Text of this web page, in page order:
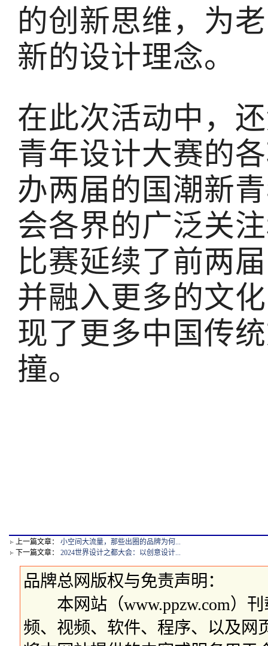
的创新思维，为
新的设计理念。
在此次活动中，
青年设计大赛的
办两届的国潮新
会各界的广泛关
比赛延续了前两
并融入更多的文
现了更多中国传
撞。
上一篇文章： 小空间大流量，那些出圈的品牌为何...
下一篇文章： 2024世界设计之都大会：以创意设计...
品牌总网版权与免责声明：
本网站（www.ppzw.com）刊
频、视频、软件、程序、以及网